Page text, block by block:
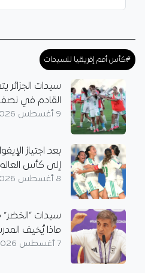
#كأس أمم إفريقيا للسيدات
سيدات
القادم في
9 أغسطس 2026
بعد اجتياز
إلى كأس العالم
8 أغسطس 2026
سيدات “الخضر”
ماذا يُخيف
7 أغسطس 2026